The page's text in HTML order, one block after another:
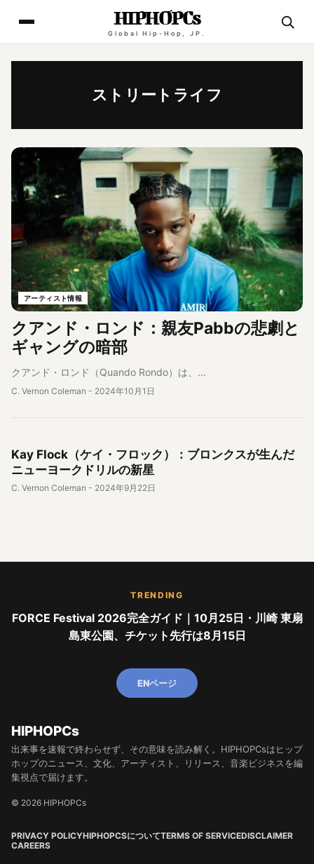
HIPHOPCs
Global Hip-Hop, JP.
ストリートライフ
アーティスト情報
クアンド・ロンド：親友Pabbの悲劇と
ギャングの暗部
クアンド・ロンド（Quando Rondo）は、…
C. Vernon Coleman - 2024年10月1日
Kay Flock（ケイ・フロック）：ブロンクスが生んだ
ニューヨークドリルの新星
C. Vernon Coleman - 2024年9月22日
TRENDING
FORCE Festival 2026完全ガイド｜10月25日・川崎 東扇
島東公園、チケット先行は8月15日
ENページ
HIPHOPCs
出来事を速報で終わらせず、その意味を読み解く。HIPHOPCsはヒップ
ホップのニュース、文化、アーティスト、リリース、音楽ビジネスを編
集視点で届けます。
© 2026 HIPHOPCs
PRIVACY POLICYHIPHOPCSについてTERMS OF SERVICEDISCLAIMER
CAREERS